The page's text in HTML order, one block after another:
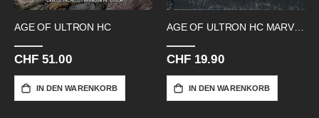
AGE OF ULTRON HC
CHF 51.00
IN DEN WARENKORB
CHF 19.90
IN DEN WARENKORB